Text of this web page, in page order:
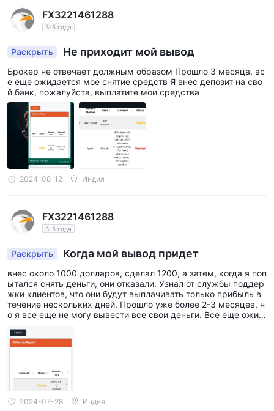
FX3221461288
3-5 года
Раскрыть Не приходит мой вывод
Брокер не отвечает должным образом Прошло 3 месяца, вс
е еще ожидается мое снятие средств Я внес депозит на сво
й банк, пожалуйста, выплатите мои средства
2024-08-12 Индия
FX3221461288
3-5 года
Раскрыть Когда мой вывод придет
внес около 1000 долларов, сделал 1200, а затем, когда я поп
ытался снять деньги, они отказали. Узнал от службы поддер
жки клиентов, что они будут выплачивать только прибыль в
течение нескольких дней. Прошло уже более 2-3 месяцев, н
о я все еще не могу вывести все свои деньги. Все еще ожид
2024-07-28 Индия